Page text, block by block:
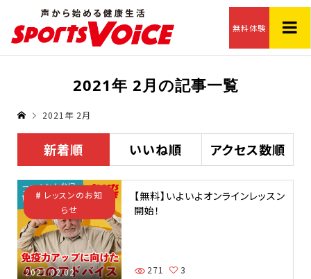
無料体験
2021年 2月の記事一覧
2021年 2月
新着順 いいね順 アクセス数順
2021.02.02
レッスンのお知
らせ
【無料】​いよいよオンラインレッスン
開始！
271 3